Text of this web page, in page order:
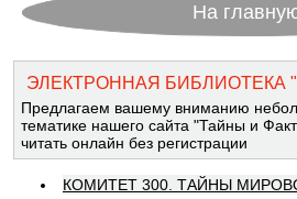
На
ЭЛЕКТРОННАЯ БИБЛИОТЕКА
Предлагаем вашему вниманию
тематике нашего сайта "Тайны и
читать онлайн без регистрации
КОМИТЕТ 300. ТАЙНЫ